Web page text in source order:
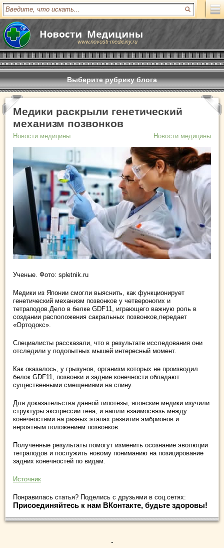
www.novosti-mediciny.ru
Выберите рубрику блога
Медики раскрыли генетический
механизм позвонков
Новости медицины Новости медицины
Ученые. Фото: spletnik.ru
Медики из Японии смогли выяснить, как функционирует
генетический механизм позвонков у четвероногих и
тетраподов.Дело в белке GDF11, играющего важную роль в
создании расположения сакральных позвонков,передает
«Ортодокс».
Специалисты рассказали, что в результате исследования они
отследили у подопытных мышей интересный момент.
Как оказалось, у грызунов, организм которых не производил
белок GDF11, позвонки и задние конечности обладают
существенными смещениями на спину.
Для доказательства данной гипотезы, японские медики изучили
структуры экспрессии гена, и нашли взаимосвязь между
конечностями на разных этапах развития эмбрионов и
вероятным положением позвонков.
Полученные результаты помогут изменить осознание эволюции
тетраподов и послужить новому пониманию на позицирование
задних конечностей по видам.
Источник
Понравилась статья? Поделись с друзьями в соц.сетях:
Присоединяйтесь к нам ВКонтакте, будьте здоровы!
.